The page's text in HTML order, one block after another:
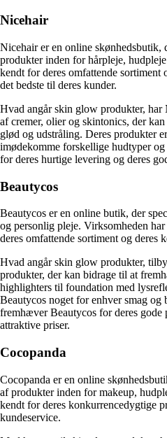
Nicehair
Nicehair er en online skønhedsbutik,
produkter inden for hårpleje,
kendt for deres omfattende sortiment
det bedste til deres kunder.
Hvad angår skin glow produkter, har
af cremer, olier og skintonics, der
glød og udstråling. Deres produkter
imødekomme forskellige hudtyper
for deres hurtige levering og deres
Beautycos
Beautycos er en online butik, der
og personlig pleje. Virksomheden
deres omfattende sortiment og deres
Hvad angår skin glow produkter,
produkter, der kan bidrage til at
highlighters til foundation med
Beautycos noget for enhver smag og
fremhæver Beautycos for deres gode
attraktive priser.
Cocopanda
Cocopanda er en online
af produkter inden for makeup,
kendt for deres konkurrencedygtige
kundeservice.